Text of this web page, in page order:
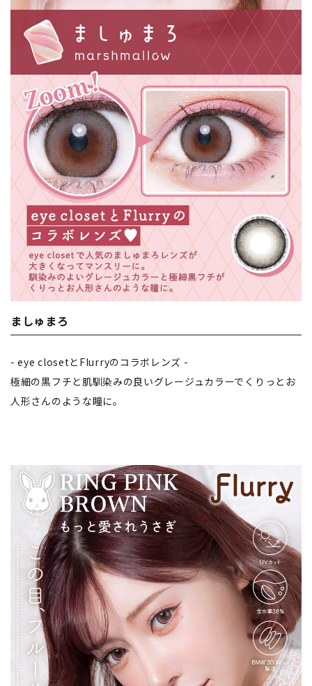
ましゅまろ
- eye closetとFlurryのコラボレンズ -
極細の黒フチと肌馴染みの良いグレージュカラーでくりっとお
人形さんのような瞳に。